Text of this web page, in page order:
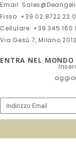
Email:
Fisso: +39 02 8722 22
Cellulare: +39 345 160
Via Gesù 7, Milano
ENTRA NEL MONDO